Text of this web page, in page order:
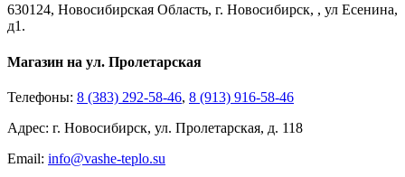
630124, Новосибирская Область, г. Новосибирск, , ул Есенина,
д1.
Магазин на ул. Пролетарская
Телефоны: 8 (383) 292-58-46, 8 (913) 916-58-46
Адрес: г. Новосибирск, ул. Пролетарская, д. 118
Email: info@vashe-teplo.su